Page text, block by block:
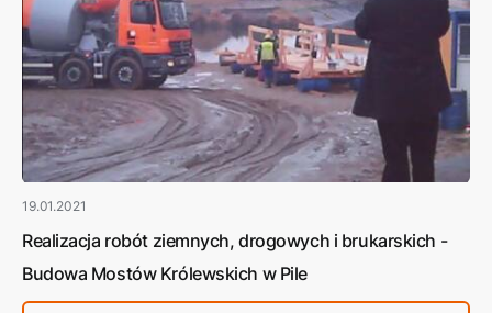
19.01.2021
Realizacja robót ziemnych, drogowych i brukarskich -
Budowa Mostów Królewskich w Pile